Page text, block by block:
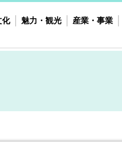
化 魅力・観光 産業・事業